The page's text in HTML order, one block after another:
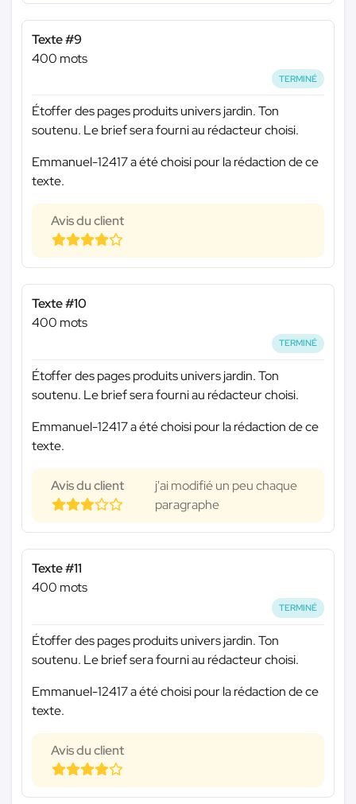
Texte #9
400 mots
TERMINÉ
Étoffer des pages produits univers jardin. Ton
soutenu. Le brief sera fourni au rédacteur choisi.
Emmanuel-12417 a été choisi pour la rédaction de ce
texte.
Avis du client
Texte #10
400 mots
TERMINÉ
Étoffer des pages produits univers jardin. Ton
soutenu. Le brief sera fourni au rédacteur choisi.
Emmanuel-12417 a été choisi pour la rédaction de ce
texte.
Avis du client
j'ai modifié un peu chaque
paragraphe
Texte #11
400 mots
TERMINÉ
Étoffer des pages produits univers jardin. Ton
soutenu. Le brief sera fourni au rédacteur choisi.
Emmanuel-12417 a été choisi pour la rédaction de ce
texte.
Avis du client